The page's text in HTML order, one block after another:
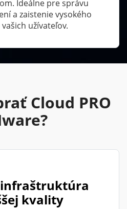
Ideálne pre správu
a zaistenie vysokého
užívateľov.
Cloud PRO
kvality